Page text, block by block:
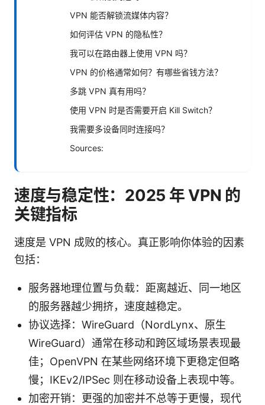
VPN 能否解锁流媒体内容？
如何评估 VPN 的隐私性？
我可以在路由器上使用 VPN 吗？
VPN 的价格通常如何？有哪些省钱方法？
多跳 VPN 真有用吗？
使用 VPN 时是否需要开启 Kill Switch？
我需要多设备同时连接吗？
Sources:
速度与稳定性：2025 年 VPN 的
关键指标
速度是 VPN 成败的核心。真正影响你体验的因素
包括：
服务器地理位置与负载：距离越近、同一地区
的服务器越少拥挤，速度越稳定。
协议选择：WireGuard（NordLynx、原生
WireGuard）通常在移动和跨区域场景表现最
佳；OpenVPN 在某些网络环境下更稳定但略
慢；IKEv2/IPSec 则在移动设备上表现中等。
加密开销：更强的加密并不总等于更慢，现代